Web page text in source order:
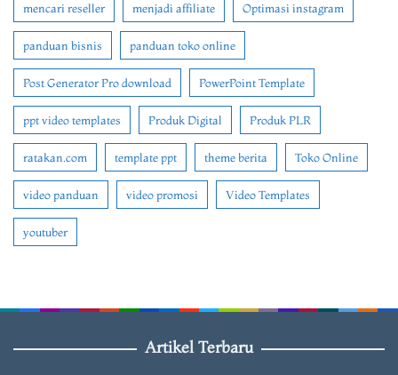
mencari reseller menjadi affiliate Optimasi instagram
panduan bisnis panduan toko online
Post Generator Pro download PowerPoint Template
ppt video templates Produk Digital Produk PLR
ratakan.com template ppt theme berita Toko Online
video panduan video promosi Video Templates
youtuber
Artikel Terbaru